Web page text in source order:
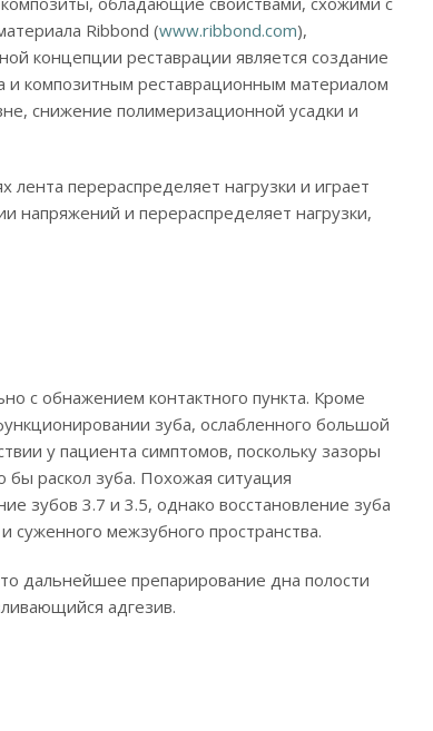
Ribbond (www.ribbond.com),
концепции реставрации является создание
и композитным реставрационным материалом
снижение полимеризационной усадки и
перераспределяет нагрузки и играет
напряжений и перераспределяет нагрузки,
с обнажением контактного пункта. Кроме
зуба, ослабленного большой
у пациента симптомов, поскольку зазоры
раскол зуба. Похожая ситуация
зубов 3.7 и 3.5, однако восстановление зуба
межзубного пространства.
дальнейшее препарирование дна полости
адгезив.